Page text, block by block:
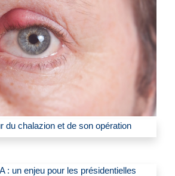
du chalazion et de son opération
: un enjeu pour les présidentielles